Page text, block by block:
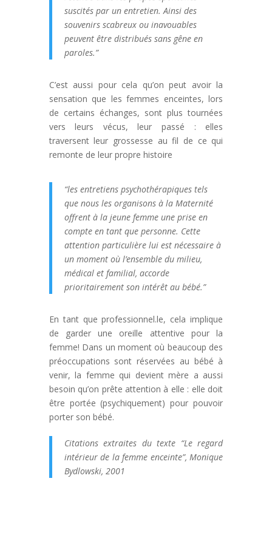
suscités par un entretien. Ainsi des
souvenirs scabreux ou inavouables
peuvent être distribués sans gêne en
paroles.”
C’est aussi pour cela qu’on peut avoir la
sensation que les femmes enceintes, lors
de certains échanges, sont plus tournées
vers leurs vécus, leur passé : elles
traversent leur grossesse au fil de ce qui
remonte de leur propre histoire
“les entretiens psychothérapiques tels
que nous les organisons à la Maternité
offrent à la jeune femme une prise en
compte en tant que personne. Cette
attention particulière lui est nécessaire à
un moment où l’ensemble du milieu,
médical et familial, accorde
prioritairement son intérêt au bébé.”
En tant que professionnel.le, cela implique
de garder une oreille attentive pour la
femme! Dans un moment où beaucoup des
préoccupations sont réservées au bébé à
venir, la femme qui devient mère a aussi
besoin qu’on prête attention à elle : elle doit
être portée (psychiquement) pour pouvoir
porter son bébé.
Citations extraites du texte “Le regard
intérieur de la femme enceinte”, Monique
Bydlowski, 2001